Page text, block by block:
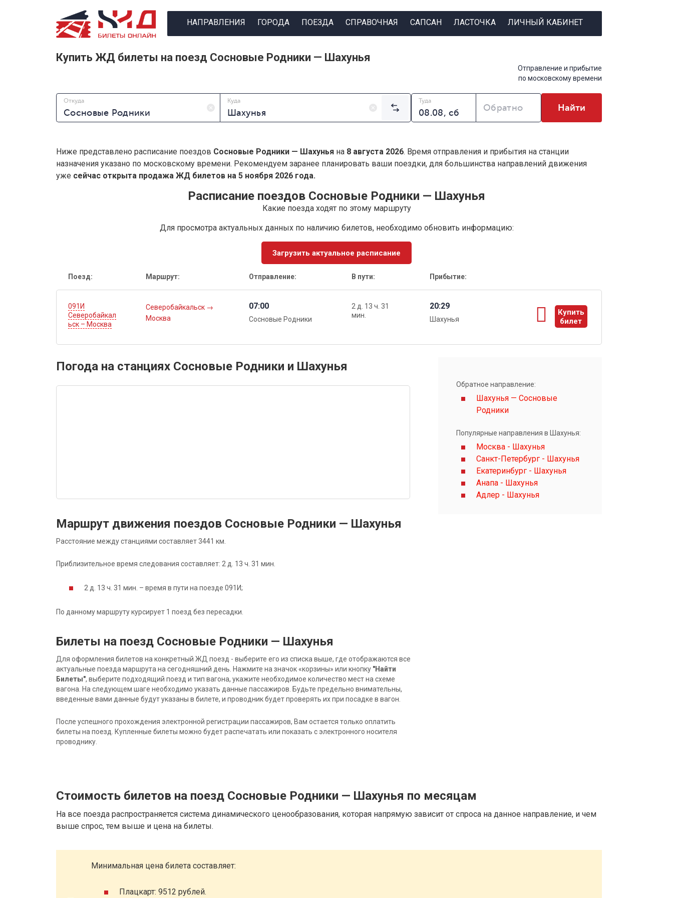
НАПРАВЛЕНИЯ ГОРОДА ПОЕЗДА СПРАВОЧНАЯ САПСАН ЛАСТОЧКА ЛИЧНЫЙ КАБИНЕТ
Купить ЖД билеты на поезд Сосновые Родники — Шахунья
Отправление и прибытие
по московскому времени
Откуда Куда Туда
Обратно Найти
Ниже представлено расписание поездов Сосновые Родники — Шахунья на 8 августа 2026. Время отправления и прибытия на станции
назначения указано по московскому времени. Рекомендуем заранее планировать ваши поездки, для большинства направлений движения
уже сейчас открыта продажа ЖД билетов на 5 ноября 2026 года.
Расписание поездов Сосновые Родники — Шахунья
Какие поезда ходят по этому маршруту
Для просмотра актуальных данных по наличию билетов, необходимо обновить информацию:
Загрузить актуальное расписание
Поезд: Маршрут: Отправление: В пути: Прибытие:
091И
Северобайкал
ьск – Москва
Северобайкальск →
Москва
07:00
Сосновые Родники
2 д. 13 ч. 31
мин.
20:29
Шахунья
Купить
билет
ы
Погода на станциях Сосновые Родники и Шахунья
Маршрут движения поездов Сосновые Родники — Шахунья
Расстояние между станциями составляет 3441 км.
Приблизительное время следования составляет: 2 д. 13 ч. 31 мин.
2 д. 13 ч. 31 мин. – время в пути на поезде 091И;
По данному маршруту курсирует 1 поезд без пересадки.
Билеты на поезд Сосновые Родники — Шахунья
Для оформления билетов на конкретный ЖД поезд - выберите его из списка выше, где отображаются все
актуальные поезда маршрута на сегодняшний день. Нажмите на значок «корзины» или кнопку "Найти
Билеты", выберите подходящий поезд и тип вагона, укажите необходимое количество мест на схеме
вагона. На следующем шаге необходимо указать данные пассажиров. Будьте предельно внимательны,
введенные вами данные будут указаны в билете, и проводник будет проверять их при посадке в вагон.
После успешного прохождения электронной регистрации пассажиров, Вам остается только оплатить
билеты на поезд. Купленные билеты можно будет распечатать или показать с электронного носителя
проводнику.
Обратное направление:
Шахунья — Сосновые
Родники
Популярные направления в Шахунья:
Москва - Шахунья
Санкт-Петербург - Шахунья
Екатеринбург - Шахунья
Анапа - Шахунья
Адлер - Шахунья
Стоимость билетов на поезд Сосновые Родники — Шахунья по месяцам
На все поезда распространяется система динамического ценообразования, которая напрямую зависит от спроса на данное направление, и чем
выше спрос, тем выше и цена на билеты.
Минимальная цена билета составляет:
Плацкарт: 9512 рублей.